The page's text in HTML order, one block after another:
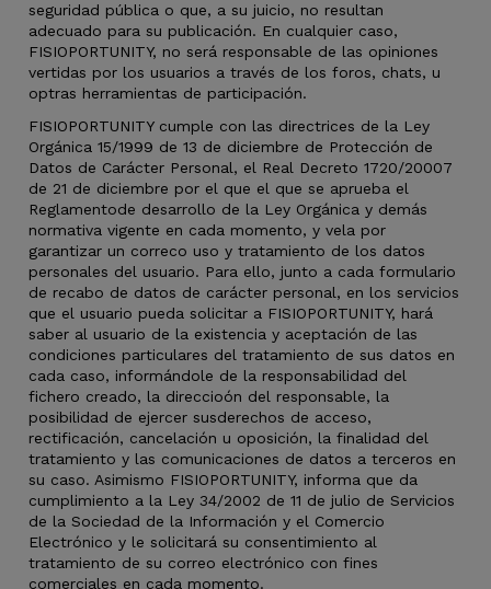
seguridad pública o que, a su juicio, no resultan
adecuado para su publicación. En cualquier caso,
FISIOPORTUNITY, no será responsable de las opiniones
vertidas por los usuarios a través de los foros, chats, u
optras herramientas de participación.
FISIOPORTUNITY cumple con las directrices de la Ley
Orgánica 15/1999 de 13 de diciembre de Protección de
Datos de Carácter Personal, el Real Decreto 1720/20007
de 21 de diciembre por el que el que se aprueba el
Reglamentode desarrollo de la Ley Orgánica y demás
normativa vigente en cada momento, y vela por
garantizar un correco uso y tratamiento de los datos
personales del usuario. Para ello, junto a cada formulario
de recabo de datos de carácter personal, en los servicios
que el usuario pueda solicitar a FISIOPORTUNITY, hará
saber al usuario de la existencia y aceptación de las
condiciones particulares del tratamiento de sus datos en
cada caso, informándole de la responsabilidad del
fichero creado, la direccioón del responsable, la
posibilidad de ejercer susderechos de acceso,
rectificación, cancelación u oposición, la finalidad del
tratamiento y las comunicaciones de datos a terceros en
su caso. Asimismo FISIOPORTUNITY, informa que da
cumplimiento a la Ley 34/2002 de 11 de julio de Servicios
de la Sociedad de la Información y el Comercio
Electrónico y le solicitará su consentimiento al
tratamiento de su correo electrónico con fines
comerciales en cada momento.